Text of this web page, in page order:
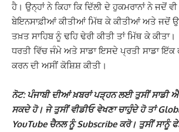
ਹੈ। ਉਨ੍ਹਾਂ ਨੇ ਕਿਹਾ ਕਿ ਦਿੱਲੀ ਦੇ ਹੁਕਮਰਾਨਾਂ ਨੇ ਜਦੋਂ
ਬੇਇਨਸਾਫ਼ੀਆਂ ਕੀਤੀਆਂ ਮਿੱਥ ਕੇ ਕੀਤੀਆਂ ਅਤੇ ਜਦੋਂ
ਤਖ਼ਤ ਸਾਹਿਬ ਨੂੰ ਢਹਿ ਢੇਰੀ ਕੀਤੀ ਤਾਂ ਮਿੱਥ ਕੇ
ਧਰਤੀ ਵਿੱਚ ਜੰਮੇ ਅਤੇ ਸਾਡਾ ਇਸਦੇ ਪ੍ਰਤੀ ਸਾਡਾ ਇੱਕ
ਕਰਨ ਦੀ ਅਸੀਂ ਕੋਸ਼ਿਸ਼ ਕੀਤੀ।
ਨੋਟ: ਪੰਜਾਬੀ ਦੀਆਂ ਖ਼ਬਰਾਂ ਪੜ੍ਹਨ ਲਈ ਤੁਸੀਂ ਸਾਡੀ
ਸਕਦੇ ਹੋ। ਜੇ ਤੁਸੀਂ ਵੀਡੀਓ ਵੇਖਣਾ ਚਾਹੁੰਦੇ ਹੋ ਤਾਂ
YouTube ਚੈਨਲ ਨੂੰ Subscribe ਕਰੋ। ਤੁਸੀਂ ਸਾਨੂੰ